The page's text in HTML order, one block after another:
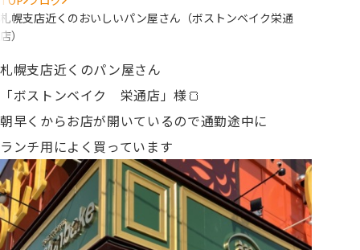
札幌支店近くのおいしいパン屋さん（ボストンベイク栄通
店）
札幌支店近くのパン屋さん
「ボストンベイク 栄通店」様🍞
朝早くからお店が開いているので通勤途中に
ランチ用によく買っています